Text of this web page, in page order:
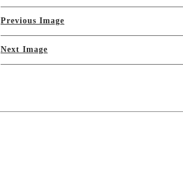
Previous Image
Next Image